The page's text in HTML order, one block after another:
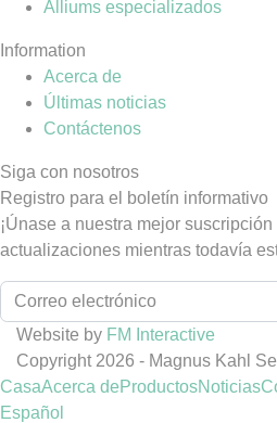
Alliums especializados
Information
Acerca de
Últimas noticias
Contáctenos
Siga con nosotros
Registro para el boletín informativo
¡Únase a nuestra mejor
actualizaciones mientras todavía
Website by FM Interactive
Copyright 2026 - Magnus Kahl
CasaAcerca deProductosNoticias
Español